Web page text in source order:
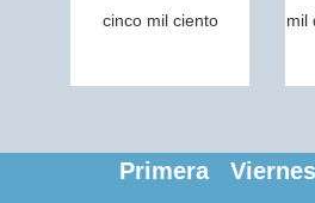
cinco mil ciento
mil
Primera Viernes